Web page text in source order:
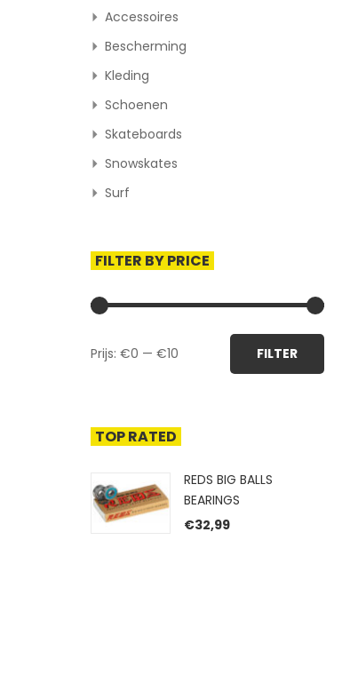
Accessoires
Bescherming
Kleding
Schoenen
Skateboards
Snowskates
Surf
FILTER BY PRICE
prijs
prijs
FILTER
Prijs: €0 — €10
TOP RATED
REDS BIG BALLS
BEARINGS
€32,99